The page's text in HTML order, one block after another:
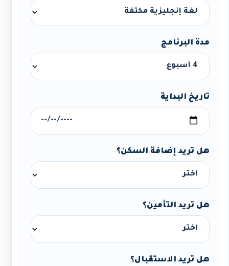
مدة البرنامج
تاريخ البداية
هل تريد إضافة السكن؟
هل تريد التأمين؟
هل تريد الاستقبال؟